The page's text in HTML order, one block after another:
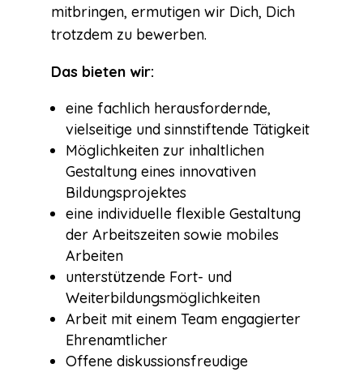
mitbringen, ermutigen wir Dich, Dich
trotzdem zu bewerben.
Das bieten wir:
eine fachlich herausfordernde,
vielseitige und sinnstiftende Tätigkeit
Möglichkeiten zur inhaltlichen
Gestaltung eines innovativen
Bildungsprojektes
eine individuelle flexible Gestaltung
der Arbeitszeiten sowie mobiles
Arbeiten
unterstützende Fort- und
Weiterbildungsmöglichkeiten
Arbeit mit einem Team engagierter
Ehrenamtlicher
Offene diskussionsfreudige